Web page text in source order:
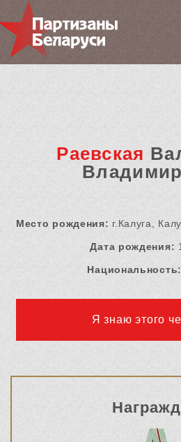
Раевская
Место рождения: г.Калуга,
Дата рождения:
Национальность:
Я знаю этого